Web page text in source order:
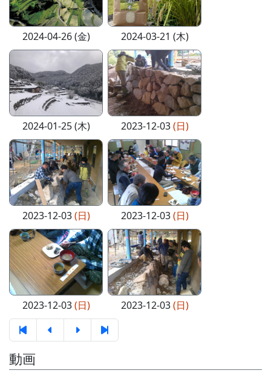
2024-04-26 (金) 2024-03-21 (木)
2024-01-25 (木) 2023-12-03(日)
2023-12-03(日) 2023-12-03(日)
2023-12-03(日) 2023-12-03(日)
動画